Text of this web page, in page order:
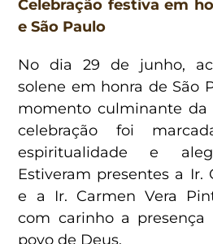
Celebração festiva em
e São Paulo
No dia 29 de junho,
solene em honra de São
momento culminante da
celebração foi
espiritualidade e
Estiveram presentes a Ir.
e a Ir. Carmen Vera
com carinho a
povo de Deus.